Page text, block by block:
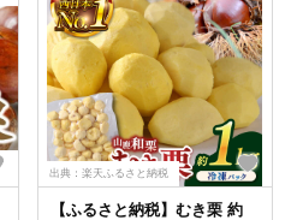
出典：楽天ふるさと納税
【ふるさと納税】むき栗 約